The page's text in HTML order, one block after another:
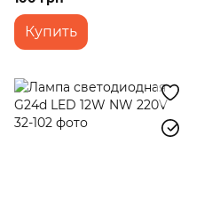
Купить